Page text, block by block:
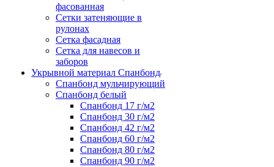
фасованная
Сетки затеняющие в
рулонах
Сетка фасадная
Сетка для навесов и
заборов
Укрывной материал Спанбонд
Спанбонд мульчирующий
Спанбонд белый
Спанбонд 17 г/м2
Спанбонд 30 г/м2
Спанбонд 42 г/м2
Спанбонд 60 г/м2
Спанбонд 80 г/м2
Спанбонд 90 г/м2